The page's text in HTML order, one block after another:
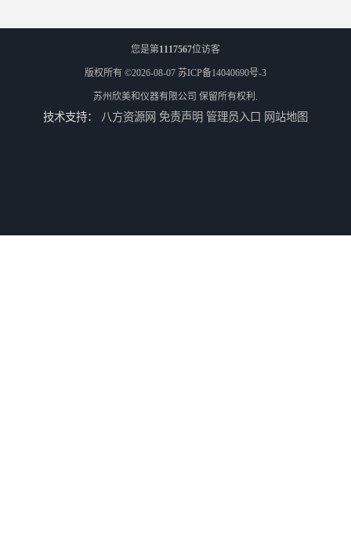
您是第1117567位访客
版权所有 ©2026-08-07 苏ICP备14040690号-3
苏州欣美和仪器有限公司 保留所有权利.
技术支持： 八方资源网 免责声明 管理员入口 网站地图